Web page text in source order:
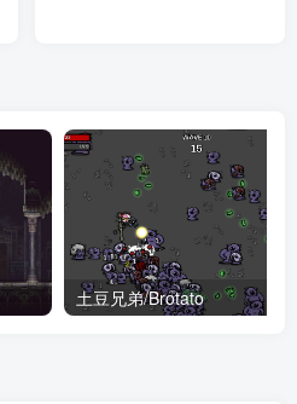
土豆兄弟/Brotato